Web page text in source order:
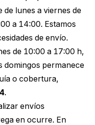
lunes a viernes de
a 14:00. Estamos
de envío.
de 10:00 a 17:00 h,
domingos permanece
o cobertura,
.
envíos
en ocurre. En